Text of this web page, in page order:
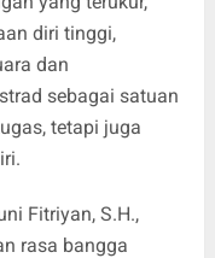
diri tinggi,
dan
sebagai satuan
tetapi juga
Fitriyan, S.H.,
rasa bangga